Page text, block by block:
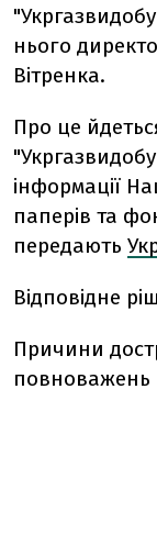
нього
Вітренка.
Про це
інформації
паперів та
передають
Відповідне
Причини
повноважень